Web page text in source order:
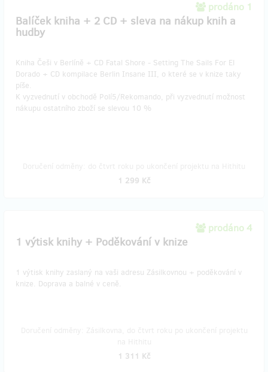
prodáno 1
Balíček kniha + 2 CD + sleva na nákup knih a
hudby
Kniha Češi v Berlíně + CD Fatal Shore - Setting The Sails For El
Dorado + CD kompilace Berlin Insane III, o které se v knize taky
píše.
​K vyzvednutí v obchodě Polí5/Rekomando, při vyzvednutí možnost
nákupu ostatního zboží se slevou 10 %
1 299 Kč
prodáno 4
1 výtisk knihy + Poděkování v knize
1 výtisk knihy zaslaný na vaši adresu Zásilkovnou + poděkování v
knize. Doprava a balné v ceně.
1 311 Kč